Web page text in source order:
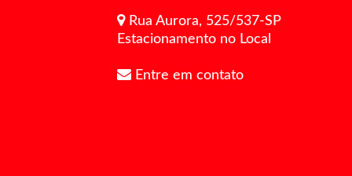
Rua Aurora, 525/537-SP
Estacionamento no Local
Entre em contato